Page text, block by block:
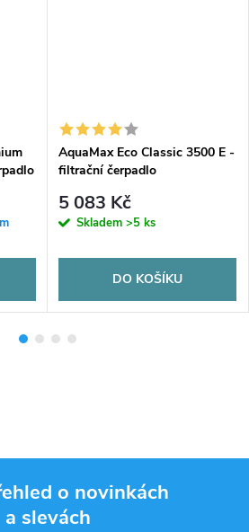
AquaMax Eco Classic 3500 E -
filtrační čerpadlo
5 083 Kč
Skladem >5 ks
DO KOŠÍKU
o novinkách
a slevách